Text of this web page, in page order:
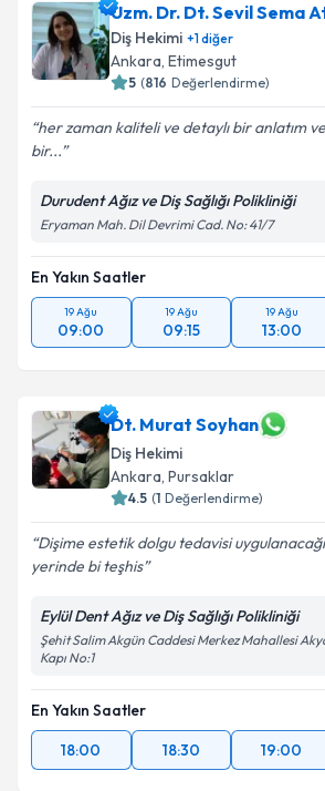
Uzm. Dr. Dt. Sevil Sema
Diş Hekimi +1diğer
Ankara, Etimesgut
5 (816 Değerlendirme)
her zaman kaliteli ve detaylı bir anlatım
bir...
Durudent Ağız ve Diş Sağlığı Polikliniği
Eryaman Mah. Dil Devrimi Cad. No: 41/7
En Yakın Saatler
19 Ağu
09:00
19 Ağu
09:15
19 Ağu
13:00
Dt. Murat Soyhan
Diş Hekimi
Ankara, Pursaklar
4.5 (1 Değerlendirme)
Dişime estetik dolgu tedavisi
yerinde bi teşhis
Eylül Dent Ağız ve Diş Sağlığı Polikliniği
Şehit Salim Akgün Caddesi Merkez Mahallesi
Kapı No:1
En Yakın Saatler
18:00
18:30 19:00